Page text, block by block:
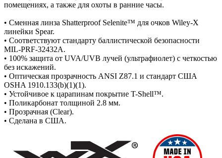
помещениях, а также для охоты в ранние часы.
• Сменная линза Shatterproof Selenite™ для очков Wiley-X
линейки Spear.
• Соответствуют стандарту баллистической безопасности
MIL-PRF-32432A.
• 100% защита от UVA/UVB лучей (ультрафиолет) с четкостью
без искажений.
• Оптическая прозрачность ANSI Z87.1 и стандарт США
OSHA 1910.133(b)(1)(1).
• Устойчивое к царапинам покрытие T-Shell™.
• Поликарбонат толщиной 2.8 мм.
• Прозрачная (Clear).
• Сделана в США.